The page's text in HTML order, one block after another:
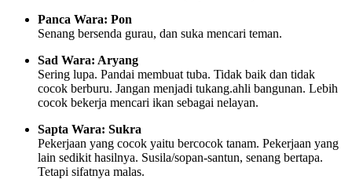
Panca Wara: Pon
Senang bersenda gurau, dan suka mencari teman.
Sad Wara: Aryang
Sering lupa. Pandai membuat tuba. Tidak baik dan tidak
cocok berburu. Jangan menjadi tukang.ahli bangunan. Lebih
cocok bekerja mencari ikan sebagai nelayan.
Sapta Wara: Sukra
Pekerjaan yang cocok yaitu bercocok tanam. Pekerjaan yang
lain sedikit hasilnya. Susila/sopan-santun, senang bertapa.
Tetapi sifatnya malas.